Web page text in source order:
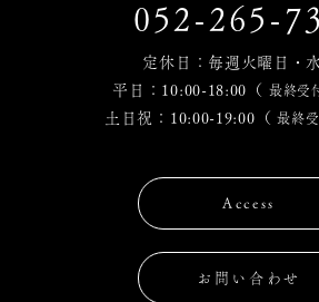
052-265-
定休日：毎週火曜日・
平日：10:00-18:00（ 最終受
土日祝：10:00-19:00（ 最終
Access
お問い合わせ